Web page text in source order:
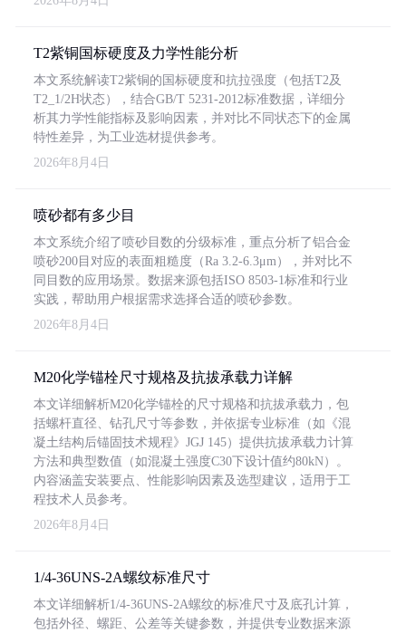
T2紫铜国标硬度及力学性能分析
本文系统解读T2紫铜的国标硬度和抗拉强度（包括T2及
T2_1/2H状态），结合GB/T 5231-2012标准数据，详细分
析其力学性能指标及影响因素，并对比不同状态下的金属
特性差异，为工业选材提供参考。
2026年8月4日
喷砂都有多少目
本文系统介绍了喷砂目数的分级标准，重点分析了铝合金
喷砂200目对应的表面粗糙度（Ra 3.2-6.3μm），并对比不
同目数的应用场景。数据来源包括ISO 8503-1标准和行业
实践，帮助用户根据需求选择合适的喷砂参数。
2026年8月4日
M20化学锚栓尺寸规格及抗拔承载力详解
本文详细解析M20化学锚栓的尺寸规格和抗拔承载力，包
括螺杆直径、钻孔尺寸等参数，并依据专业标准（如《混
凝土结构后锚固技术规程》JGJ 145）提供抗拔承载力计算
方法和典型数值（如混凝土强度C30下设计值约80kN）。
内容涵盖安装要点、性能影响因素及选型建议，适用于工
程技术人员参考。
2026年8月4日
1/4-36UNS-2A螺纹标准尺寸
本文详细解析1/4-36UNS-2A螺纹的标准尺寸及底孔计算，
包括外径、螺距、公差等关键参数，并提供专业数据来源